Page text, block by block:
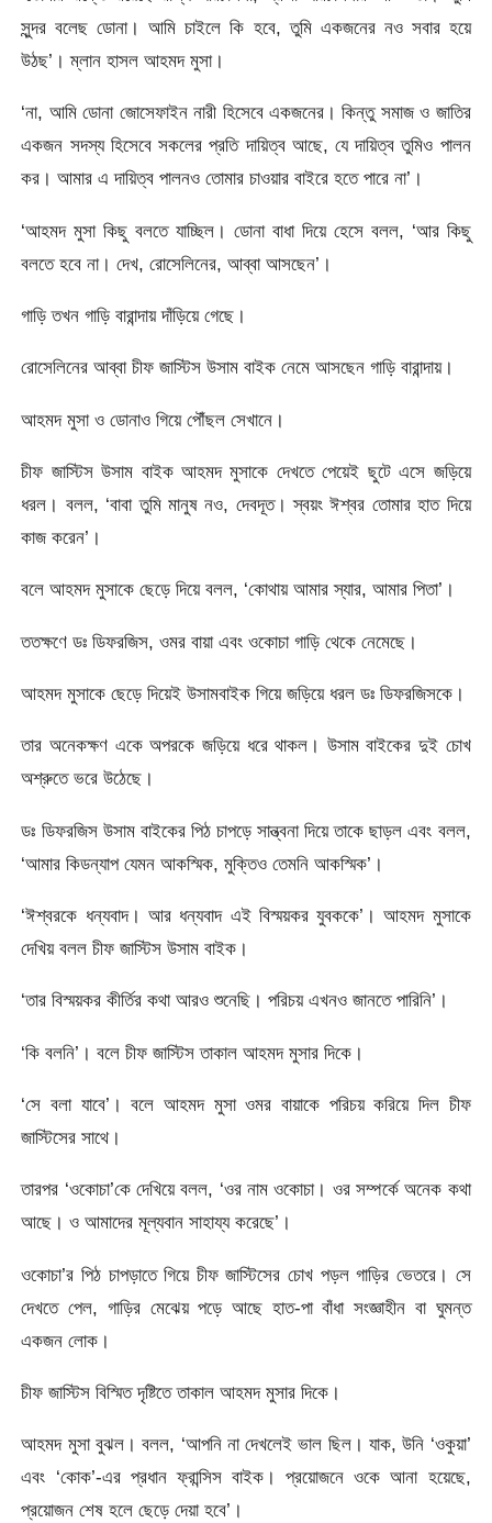
সুন্দর বলেছ ডোনা। আমি চাইলে কি হবে, তুমি একজনের নও সবার হয়ে
উঠছ’। ম্লান হাসল আহমদ মুসা।
‘না, আমি ডোনা জোসেফাইন নারী হিসেবে একজনের। কিন্তু সমাজ ও জাতির
একজন সদস্য হিসেবে সকলের প্রতি দায়িত্ব আছে, যে দায়িত্ব তুমিও পালন
কর। আমার এ দায়িত্ব পালনও তোমার চাওয়ার বাইরে হতে পারে না’।
‘আহমদ মুসা কিছু বলতে যাচ্ছিল। ডোনা বাধা দিয়ে হেসে বলল, ‘আর কিছু
বলতে হবে না। দেখ, রোসেলিনের, আব্বা আসছেন’।
গাড়ি তখন গাড়ি বারান্দায় দাঁড়িয়ে গেছে।
রোসেলিনের আব্বা চীফ জাস্টিস উসাম বাইক নেমে আসছেন গাড়ি বারান্দায়।
আহমদ মুসা ও ডোনাও গিয়ে পৌঁছল সেখানে।
চীফ জাস্টিস উসাম বাইক আহমদ মুসাকে দেখতে পেয়েই ছুটে এসে জড়িয়ে
ধরল। বলল, ‘বাবা তুমি মানুষ নও, দেবদূত। স্বয়ং ঈশ্বর তোমার হাত দিয়ে
কাজ করেন’।
বলে আহমদ মুসাকে ছেড়ে দিয়ে বলল, ‘কোথায় আমার স্যার, আমার পিতা’।
ততক্ষণে ডঃ ডিফরজিস, ওমর বায়া এবং ওকোচা গাড়ি থেকে নেমেছে।
আহমদ মুসাকে ছেড়ে দিয়েই উসামবাইক গিয়ে জড়িয়ে ধরল ডঃ ডিফরজিসকে।
তার অনেকক্ষণ একে অপরকে জড়িয়ে ধরে থাকল। উসাম বাইকের দুই চোখ
অশ্রুতে ভরে উঠেছে।
ডঃ ডিফরজিস উসাম বাইকের পিঠ চাপড়ে সান্ত্বনা দিয়ে তাকে ছাড়ল এবং বলল,
‘আমার কিডন্যাপ যেমন আকস্মিক, মুক্তিও তেমনি আকস্মিক’।
‘ঈশ্বরকে ধন্যবাদ। আর ধন্যবাদ এই বিস্ময়কর যুবককে’। আহমদ মুসাকে
দেখিয় বলল চীফ জাস্টিস উসাম বাইক।
‘তার বিস্ময়কর কীর্তির কথা আরও শুনেছি। পরিচয় এখনও জানতে পারিনি’।
‘কি বলনি’। বলে চীফ জাস্টিস তাকাল আহমদ মুসার দিকে।
‘সে বলা যাবে’। বলে আহমদ মুসা ওমর বায়াকে পরিচয় করিয়ে দিল চীফ
জাস্টিসের সাথে।
তারপর ‘ওকোচা’কে দেখিয়ে বলল, ‘ওর নাম ওকোচা। ওর সম্পর্কে অনেক কথা
আছে। ও আমাদের মূল্যবান সাহায্য করেছে’।
ওকোচা’র পিঠ চাপড়াতে গিয়ে চীফ জাস্টিসের চোখ পড়ল গাড়ির ভেতরে। সে
দেখতে পেল, গাড়ির মেঝেয় পড়ে আছে হাত-পা বাঁধা সংজ্ঞাহীন বা ঘুমন্ত
একজন লোক।
চীফ জাস্টিস বিস্মিত দৃষ্টিতে তাকাল আহমদ মুসার দিকে।
আহমদ মুসা বুঝল। বলল, ‘আপনি না দেখলেই ভাল ছিল। যাক, উনি ‘ওকুয়া’
এবং ‘কোক’-এর প্রধান ফ্রান্সিস বাইক। প্রয়োজনে ওকে আনা হয়েছে,
প্রয়োজন শেষ হলে ছেড়ে দেয়া হবে’।